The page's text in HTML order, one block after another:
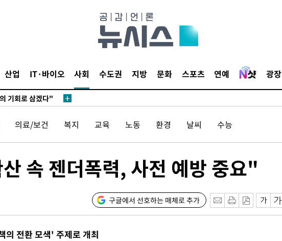
산업 IT·바이오 사회 수도권 지방 문화 스포츠 연예 광장
기회로 삼겠다"
비
1.3%↑
걱정 안겨드려 죄
1.3%↑
의료/보건 복지 교육 노동 환경 날씨 수능
속 젠더폭력, 사전 예방 중요"
구글에서 선호하는 매체로 추가
의 전환 모색' 주제로 개최